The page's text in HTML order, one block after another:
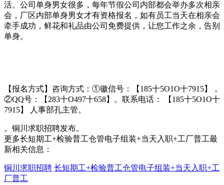
活。公司单身男女很多，每年节假公司内部都会举办多次相亲
会，厂区内部单身男女才有资格报名，如有员工当天在相亲会
牵手成功，鲜花和礼品由公司免费提供，让您工作之余，告别
单身。
【报名方式】咨询方式：①徽信号：【185十5O1O十7915】，
②QQ号：【283十O497十658】。联系电话： 【185十5O1O十
7915】 人事部孔主管。
。铜川求职招聘发布。
更多长短期工+检验普工仓管电子组装+当天入职+工厂普工最
新相关信息：
铜川求职招聘 长短期工+检验普工仓管电子组装+当天入职+工
厂普工